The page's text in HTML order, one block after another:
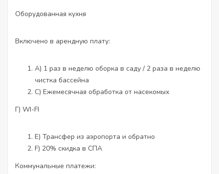
Оборудованная кухня
Включено в арендную плату:
A) 1 раз в неделю оборка в саду / 2 раза в неделю
чистка бассейна
C) Ежемесячная обработка от насекомых
Г) WI-FI
E) Трансфер из аэропорта и обратно
F) 20% скидка в СПА
Коммунальные платежи: